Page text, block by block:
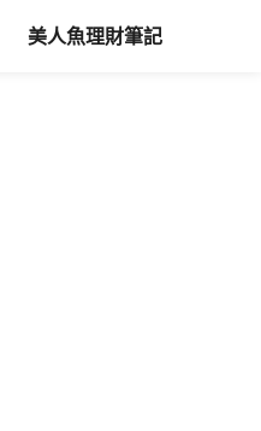
美人魚理財筆記